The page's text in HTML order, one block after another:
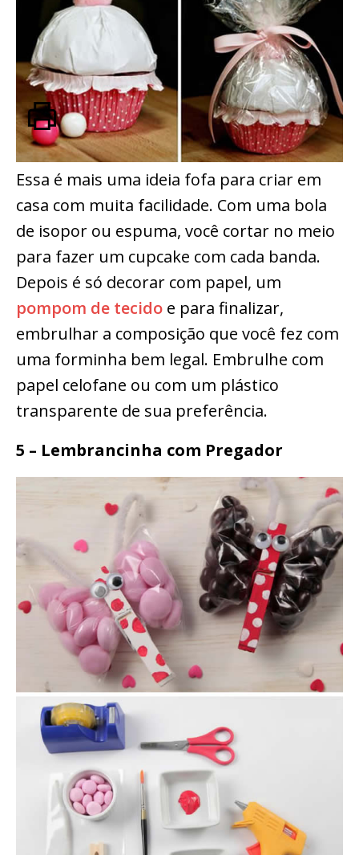
Essa é mais uma ideia fofa para criar em
casa com muita facilidade. Com uma bola
de isopor ou espuma, você cortar no meio
para fazer um cupcake com cada banda.
Depois é só decorar com papel, um
pompom de tecido e para finalizar,
embrulhar a composição que você fez com
uma forminha bem legal. Embrulhe com
papel celofane ou com um plástico
transparente de sua preferência.
5 – Lembrancinha com Pregador